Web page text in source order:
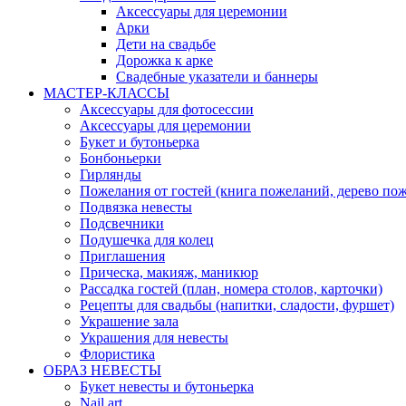
Аксессуары для церемонии
Арки
Дети на свадьбе
Дорожка к арке
Свадебные указатели и баннеры
МАСТЕР-КЛАССЫ
Аксессуары для фотосессии
Аксессуары для церемонии
Букет и бутоньерка
Бонбоньерки
Гирлянды
Пожелания от гостей (книга пожеланий, дерево
Подвязка невесты
Подсвечники
Подушечка для колец
Приглашения
Прическа, макияж, маникюр
Рассадка гостей (план, номера столов, карточки)
Рецепты для свадьбы (напитки, сладости, фуршет)
Украшение зала
Украшения для невесты
Флористика
ОБРАЗ НЕВЕСТЫ
Букет невесты и бутоньерка
Nail art